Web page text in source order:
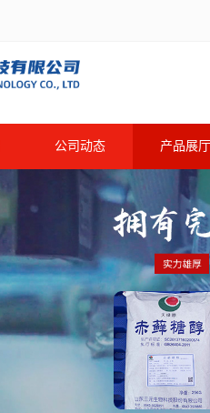
公司动态 产品展厅